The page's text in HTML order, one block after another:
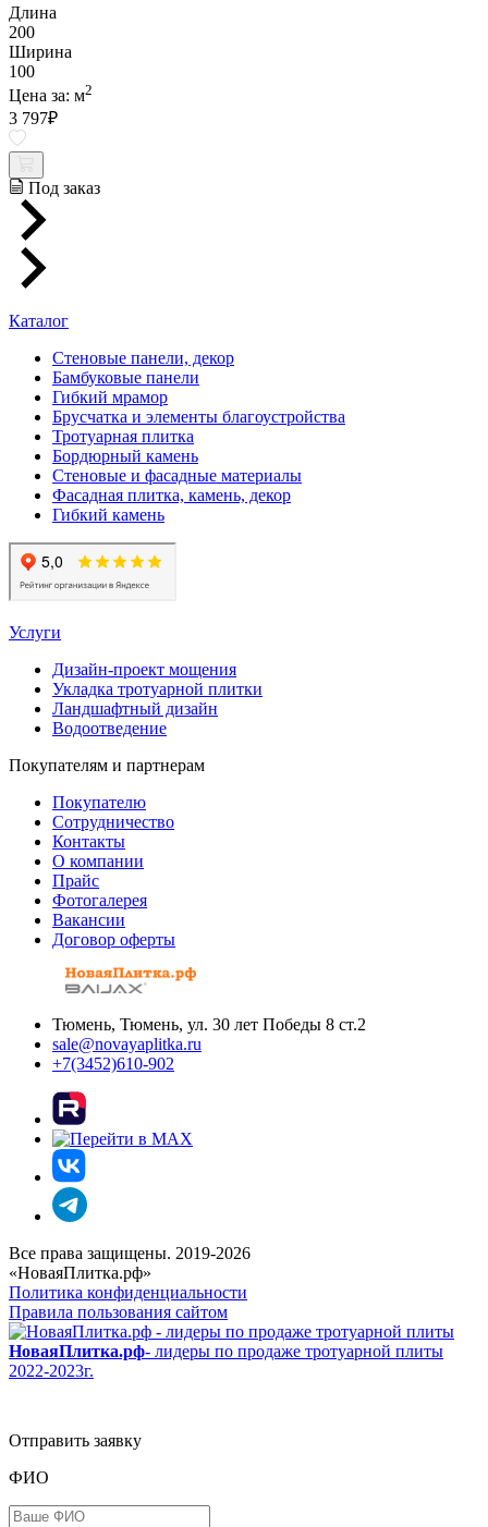
Длина
200
Ширина
100
Цена за: м2
3 797₽
Под заказ
Каталог
Стеновые панели, декор
Бамбуковые панели
Гибкий мрамор
Брусчатка и элементы благоустройства
Тротуарная плитка
Бордюрный камень
Стеновые и фасадные материалы
Фасадная плитка, камень, декор
Гибкий камень
Услуги
Дизайн-проект мощения
Укладка тротуарной плитки
Ландшафтный дизайн
Водоотведение
Покупателям и партнерам
Покупателю
Сотрудничество
Контакты
О компании
Прайс
Фотогалерея
Вакансии
Договор оферты
Тюмень, Тюмень, ул. 30 лет Победы 8 ст.2
sale@novayaplitka.ru
+7(3452)610-902
Все права защищены. 2019-2026
«НоваяПлитка.рф»
Политика конфиденциальности
Правила пользования сайтом
НоваяПлитка.рф- лидеры по продаже тротуарной плиты
2022-2023г.
Отправить заявку
ФИО